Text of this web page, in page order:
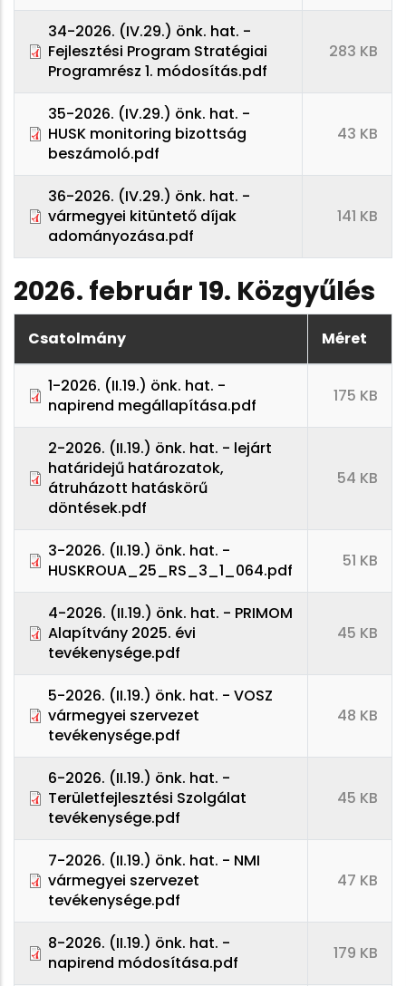
34-2026. (IV.29.) önk. hat. -
Fejlesztési Program Stratégiai
Programrész 1. módosítás.pdf
283 KB
35-2026. (IV.29.) önk. hat. -
HUSK monitoring bizottság
beszámoló.pdf
43 KB
36-2026. (IV.29.) önk. hat. -
vármegyei kitüntető díjak
adományozása.pdf
141 KB
2026. február 19. Közgyűlés
Csatolmány Méret
1-2026. (II.19.) önk. hat. -
napirend megállapítása.pdf
175 KB
2-2026. (II.19.) önk. hat. - lejárt
határidejű határozatok,
átruházott hatáskörű
döntések.pdf
54 KB
3-2026. (II.19.) önk. hat. -
HUSKROUA_25_RS_3_1_064.pdf
51 KB
4-2026. (II.19.) önk. hat. - PRIMOM
Alapítvány 2025. évi
tevékenysége.pdf
45 KB
5-2026. (II.19.) önk. hat. - VOSZ
vármegyei szervezet
tevékenysége.pdf
48 KB
6-2026. (II.19.) önk. hat. -
Területfejlesztési Szolgálat
tevékenysége.pdf
45 KB
7-2026. (II.19.) önk. hat. - NMI
vármegyei szervezet
tevékenysége.pdf
47 KB
8-2026. (II.19.) önk. hat. -
napirend módosítása.pdf
179 KB